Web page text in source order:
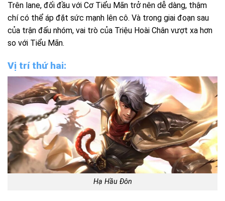
Trên lane, đối đầu với Cơ Tiểu Mãn trở nên dễ dàng, thậm
chí có thể áp đặt sức mạnh lên cô. Và trong giai đoạn sau
của trận đấu nhóm, vai trò của Triệu Hoài Chân vượt xa hơn
so với Tiểu Mãn.
Vị trí thứ hai:
Hạ Hầu Đôn